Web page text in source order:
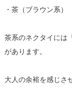
・茶（ブラウン系）
茶系のネクタイには
があります。
大人の余裕を感じさ